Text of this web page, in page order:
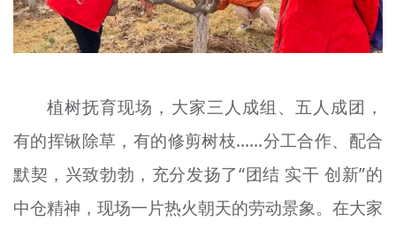
植树抚育现场，大家三人成组、五人成团，
有的挥锹除草，有的修剪树枝……分工合作、配合
默契，兴致勃勃，充分发扬了“团结 实干 创新”的
中仓精神，现场一片热火朝天的劳动景象。在大家